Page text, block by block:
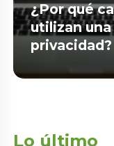
¿Por qué
utilizan
privacidad?
Lo último